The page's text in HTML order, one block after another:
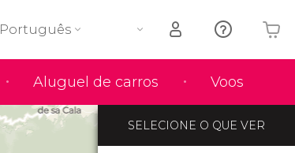
Aluguel de carros Voos
Português
SELECIONE O QUE VER